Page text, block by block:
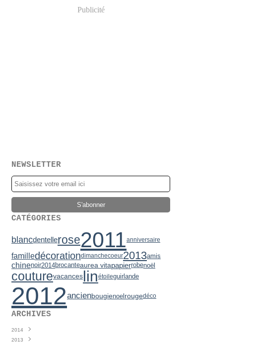
Publicité
NEWSLETTER
CATÉGORIES
blancdentellerose2011anniversaire
familledécorationdimanchecoeur2013amis
chinenoir2014brocanteaurea vitapapierrobenoël
couturevacanceslinétoileguirlande
2012ancienbougienoelrougedéco
ARCHIVES
2014
Juin
2013